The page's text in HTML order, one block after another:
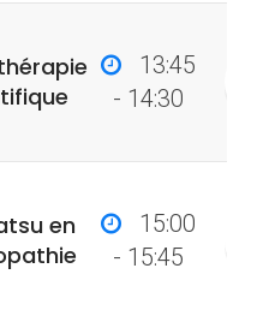
13:45
- 14:30
en
15:00
- 15:45